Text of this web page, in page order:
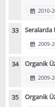
2010-
Seralarda
2009-
Organik
2009-
Organik